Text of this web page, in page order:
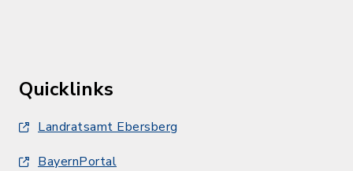
Quicklinks
Landratsamt Ebersberg
BayernPortal